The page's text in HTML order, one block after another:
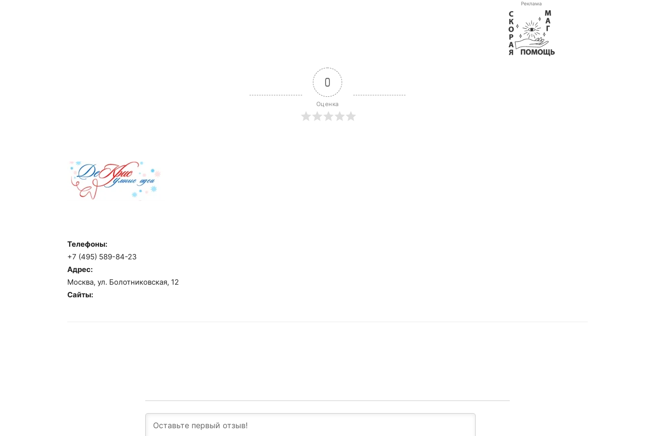
Реклама
0
Оценка
Телефоны:
+7 (495) 589-84-23
Адрес:
Москва, ул. Болотниковская, 12
Сайты: